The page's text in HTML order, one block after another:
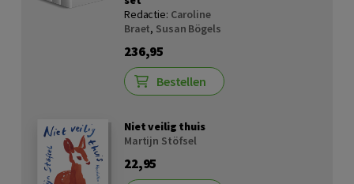
Redactie: Caroline
Braet, Susan Bögels
236,95
Bestellen
Niet veilig thuis
Martijn Stöfsel
22,95